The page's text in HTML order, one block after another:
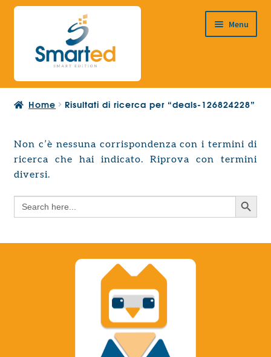
Vai
navigazione
Vai
contenuto
Menu
HOME
PRODOTTI
Espandi
il
child
PROGETTAZIONE EUROPEA
menu
child
Search
Home Risultati di ricerca per “deals-126824228”
Non c’è nessuna corrispondenza con i termini di
ricerca che hai indicato. Riprova con termini
diversi.
Search
for:
Search Button